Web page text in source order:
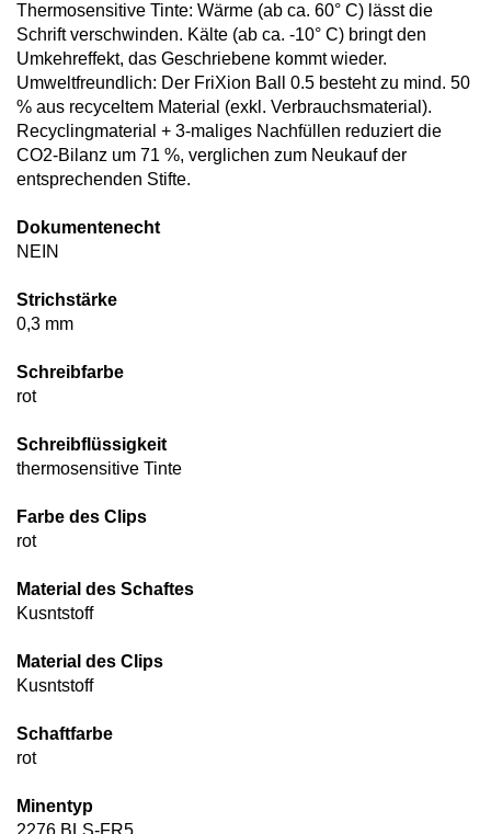
Thermosensitive Tinte: Wärme (ab ca. 60° C) lässt die
Schrift verschwinden. Kälte (ab ca. -10° C) bringt den
Umkehreffekt, das Geschriebene kommt wieder.
Umweltfreundlich: Der FriXion Ball 0.5 besteht zu mind. 50
% aus recyceltem Material (exkl. Verbrauchsmaterial).
Recyclingmaterial + 3-maliges Nachfüllen reduziert die
CO2-Bilanz um 71 %, verglichen zum Neukauf der
entsprechenden Stifte.
Dokumentenecht
NEIN
Strichstärke
0,3 mm
Schreibfarbe
rot
Schreibflüssigkeit
thermosensitive Tinte
Farbe des Clips
rot
Material des Schaftes
Kusntstoff
Material des Clips
Kusntstoff
Schaftfarbe
rot
Minentyp
2276 BLS-FR5